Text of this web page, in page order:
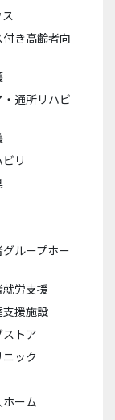
き高齢者向
通所リハビ
リ
ループホー
労支援
支援施設
ストア
ック
ーム